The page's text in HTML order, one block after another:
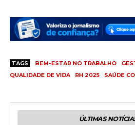
TAGS BEM-ESTAR NO TRABALHO
QUALIDADE DE VIDA
RH 2025 SAÚDE
ÚLTIMAS